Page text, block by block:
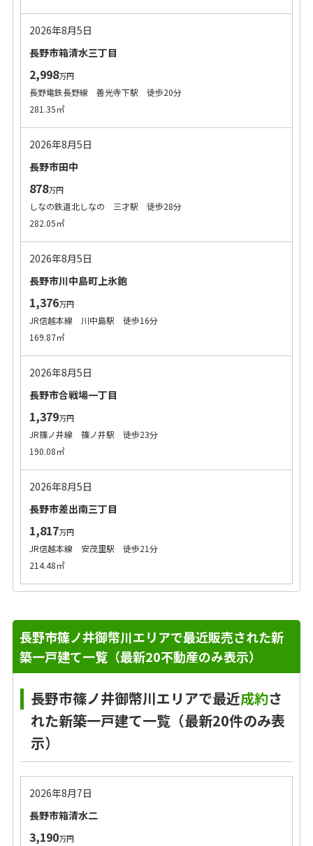
2026年8月5日
長野市箱清水三丁目
2,998万円
長野電鉄長野線 善光寺下駅 徒歩20分
281.35㎡
2026年8月5日
長野市田中
878万円
しなの鉄道北しなの 三才駅 徒歩28分
282.05㎡
2026年8月5日
長野市川中島町上氷鉋
1,376万円
JR信越本線 川中島駅 徒歩16分
169.87㎡
2026年8月5日
長野市合戦場一丁目
1,379万円
JR篠ノ井線 篠ノ井駅 徒歩23分
190.08㎡
2026年8月5日
長野市差出南三丁目
1,817万円
JR信越本線 安茂里駅 徒歩21分
214.48㎡
長野市篠ノ井御幣川エリアで最近販売された新
築一戸建て一覧（最新20不動産のみ表示）
長野市篠ノ井御幣川エリアで最近成約さ
れた新築一戸建て一覧（最新20件のみ表
示）
2026年8月7日
長野市箱清水二
3,190万円